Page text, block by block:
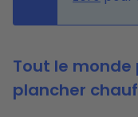
Tout le
plancher